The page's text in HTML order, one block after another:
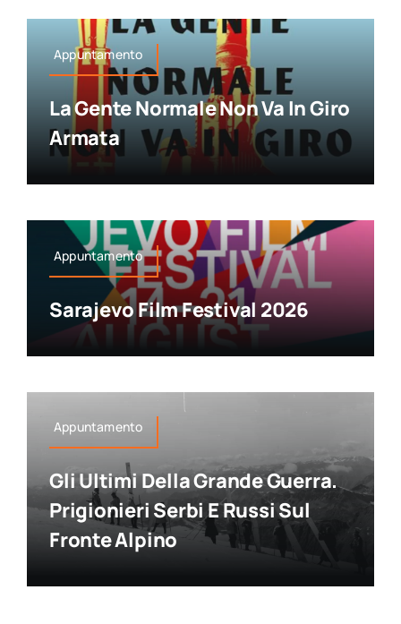
Appuntamento
La Gente Normale Non Va In Giro
Armata
Appuntamento
Sarajevo Film Festival 2026
Appuntamento
Gli Ultimi Della Grande Guerra.
Prigionieri Serbi E Russi Sul
Fronte Alpino